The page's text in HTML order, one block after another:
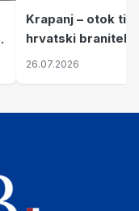
Krapanj – otok
hrvatski branitelji
pronalaze mir
26.07.2026